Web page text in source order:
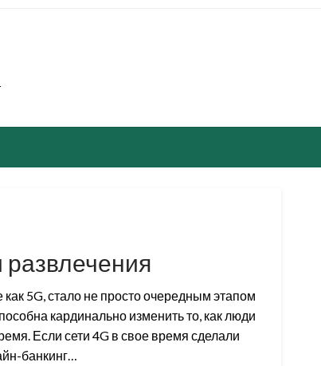
развлечения
5G, стало не просто очередным этапом
кардинально изменить то, как люди
Если сети 4G в свое время сделали
банкинг…